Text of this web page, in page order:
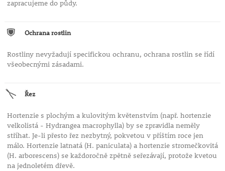
zapracujeme do půdy.
Ochrana rostlin
Rostliny nevyžadují specifickou ochranu, ochrana rostlin se řídí
všeobecnými zásadami.
Řez
Hortenzie s plochým a kulovitým květenstvím (např. hortenzie
velkolistá - Hydrangea macrophylla) by se zpravidla neměly
stříhat. Je-li přesto řez nezbytný, pokvetou v příštím roce jen
málo. Hortenzie latnatá (H. paniculata) a hortenzie stromečkovitá
(H. arborescens) se každoročně zpětně seřezávají, protože kvetou
na jednoletém dřevě.